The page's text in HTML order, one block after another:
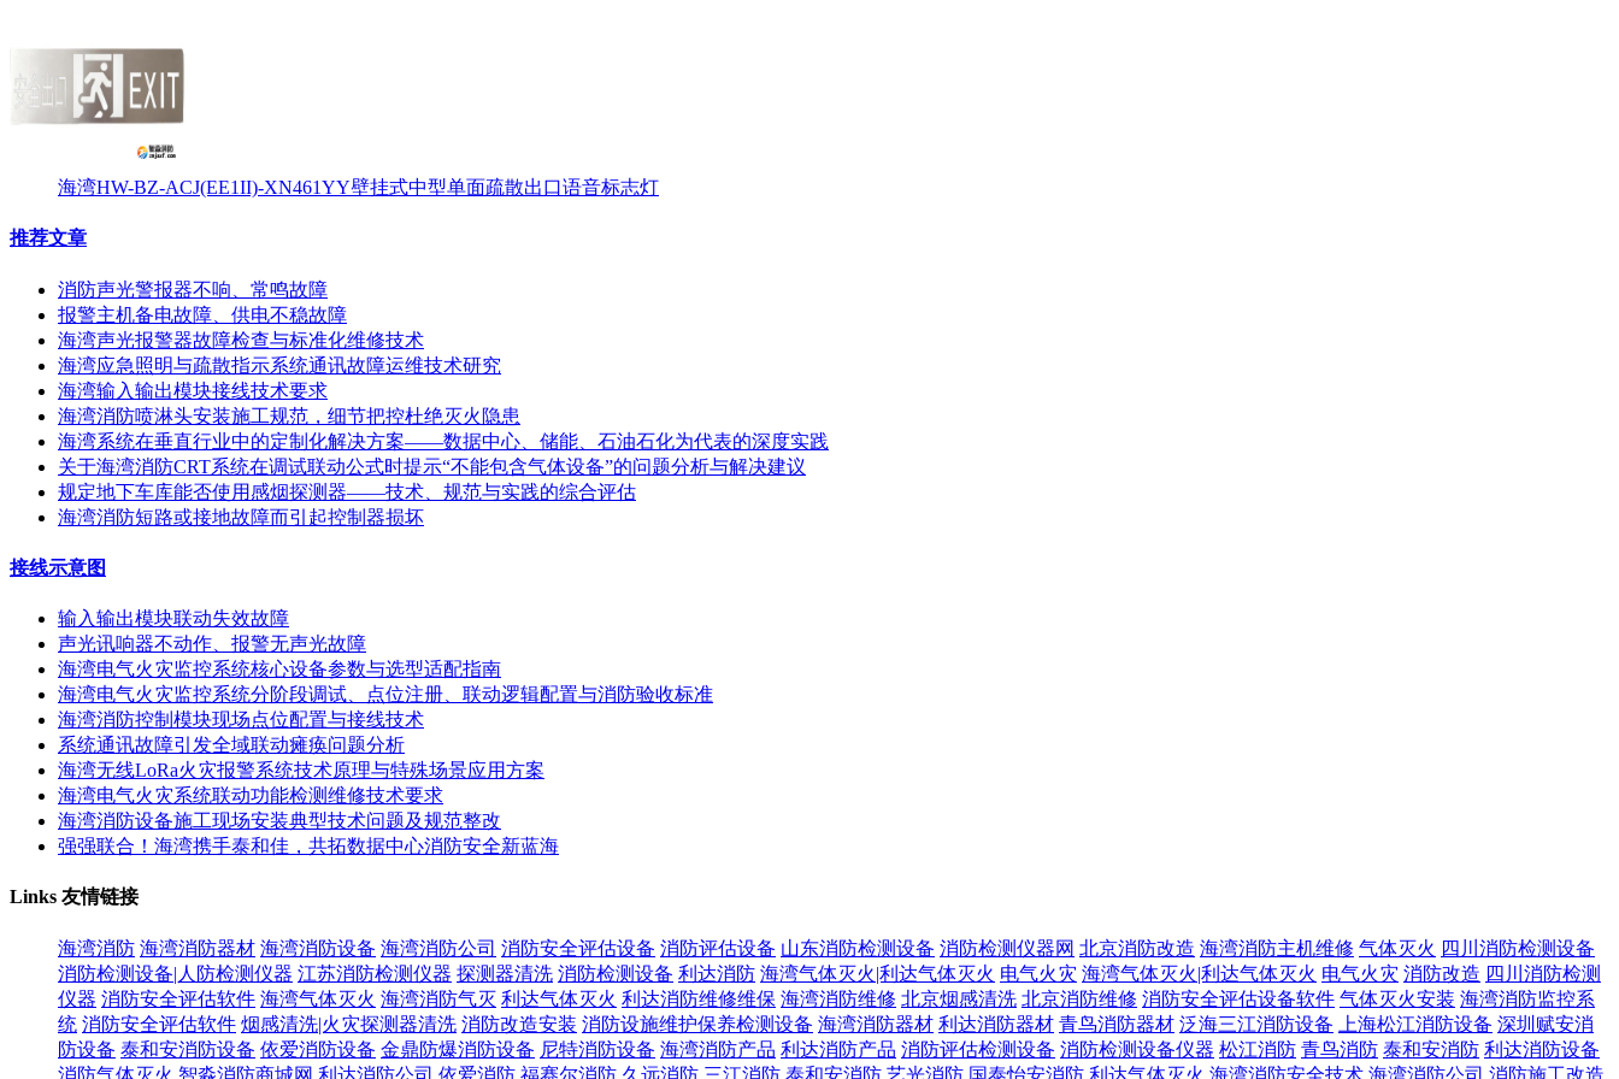
海湾HW-BZ-ACJ(EE1II)-XN461YY壁挂式中型单面疏散出口语音标志灯
推荐文章
消防声光警报器不响、常鸣故障
报警主机备电故障、供电不稳故障
海湾声光报警器故障检查与标准化维修技术
海湾应急照明与疏散指示系统通讯故障运维技术研究
海湾输入输出模块接线技术要求
海湾消防喷淋头安装施工规范，细节把控杜绝灭火隐患
海湾系统在垂直行业中的定制化解决方案——数据中心、储能、石油石化为代表的深度实践
关于海湾消防CRT系统在调试联动公式时提示“不能包含气体设备”的问题分析与解决建议
规定地下车库能否使用感烟探测器——技术、规范与实践的综合评估
海湾消防短路或接地故障而引起控制器损坏
接线示意图
输入输出模块联动失效故障
声光讯响器不动作、报警无声光故障
海湾电气火灾监控系统核心设备参数与选型适配指南
海湾电气火灾监控系统分阶段调试、点位注册、联动逻辑配置与消防验收标准
海湾消防控制模块现场点位配置与接线技术
系统通讯故障引发全域联动瘫痪问题分析
海湾无线LoRa火灾报警系统技术原理与特殊场景应用方案
海湾电气火灾系统联动功能检测维修技术要求
海湾消防设备施工现场安装典型技术问题及规范整改
强强联合！海湾携手泰和佳，共拓数据中心消防安全新蓝海
Links 友情链接
海湾消防 海湾消防器材 海湾消防设备 海湾消防公司 消防安全评估设备 消防评估设备 山东消防检测设备 消防检测仪器网 北京消防改造 海湾消防主机维修 气体灭火 四川消防检测设备
消防检测设备|人防检测仪器 江苏消防检测仪器 探测器清洗 消防检测设备 利达消防 海湾气体灭火|利达气体灭火 电气火灾 海湾气体灭火|利达气体灭火 电气火灾 消防改造 四川消防检测
仪器 消防安全评估软件 海湾气体灭火 海湾消防气灭 利达气体灭火 利达消防维修维保 海湾消防维修 北京烟感清洗 北京消防维修 消防安全评估设备软件 气体灭火安装 海湾消防监控系
统 消防安全评估软件 烟感清洗|火灾探测器清洗 消防改造安装 消防设施维护保养检测设备 海湾消防器材 利达消防器材 青鸟消防器材 泛海三江消防设备 上海松江消防设备 深圳赋安消
防设备 泰和安消防设备 依爱消防设备 金鼎防爆消防设备 尼特消防设备 海湾消防产品 利达消防产品 消防评估检测设备 消防检测设备仪器 松江消防 青鸟消防 泰和安消防 利达消防设备
消防气体灭火 智淼消防商城网 利达消防公司 依爱消防 福赛尔消防 久远消防 三江消防 泰和安消防 艺光消防 国泰怡安消防 利达气体灭火 海湾消防安全技术 海湾消防公司 消防施工改造